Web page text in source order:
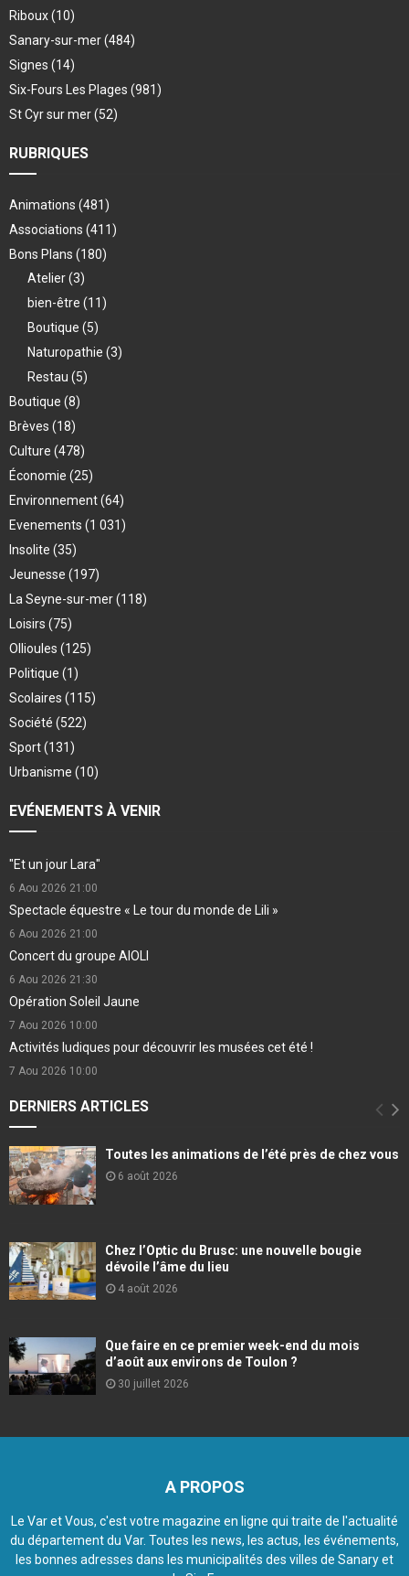
Riboux(10)
Sanary-sur-mer(484)
Signes (14)
Six-Fours Les Plages (981)
St Cyr sur mer(52)
RUBRIQUES
Animations (481)
Associations (411)
Bons Plans (180)
Atelier(3)
bien-être (11)
Boutique (5)
Naturopathie (3)
Restau (5)
Boutique (8)
Brèves (18)
Culture (478)
Économie (25)
Environnement(64)
Evenements (1 031)
Insolite (35)
Jeunesse (197)
La Seyne-sur-mer(118)
Loisirs (75)
Ollioules (125)
Politique (1)
Scolaires (115)
Société (522)
Sport(131)
Urbanisme (10)
EVÉNEMENTS À VENIR
"Et un jour Lara"
6 Aou 2026 21:00
Spectacle équestre « Le tour du monde de Lili »
6 Aou 2026 21:00
Concert du groupe AIOLI
6 Aou 2026 21:30
Opération Soleil Jaune
7 Aou 2026 10:00
Activités ludiques pour découvrir les musées cet été !
7 Aou 2026 10:00
DERNIERS ARTICLES
Toutes les animations de l’été près de chez vous
6 août 2026
Chez l’Optic du Brusc: une nouvelle bougie
dévoile l’âme du lieu
4 août 2026
Que faire en ce premier week-end du mois
d’août aux environs de Toulon ?
30 juillet 2026
A PROPOS
Le Var et Vous, c'est votre magazine en ligne qui traite de l'actualité
du département du Var. Toutes les news, les actus, les événements,
les bonnes adresses dans les municipalités des villes de Sanary et